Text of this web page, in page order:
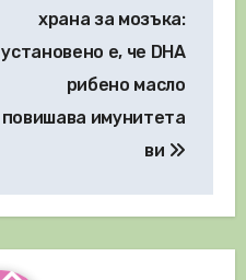
храна за мозъка:
установено е, че DHA
рибено масло
повишава имунитета
ви